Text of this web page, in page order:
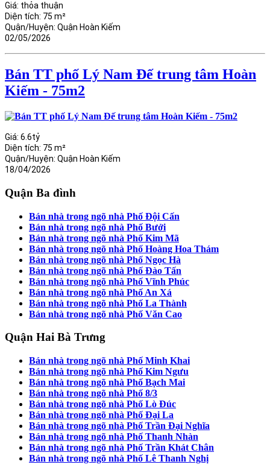
Giá: thỏa thuận
Diện tích: 75 m²
Quận/Huyện: Quận Hoàn Kiếm
02/05/2026
Bán TT phố Lý Nam Đế trung tâm Hoàn
Kiếm - 75m2
Giá: 6.6tỷ
Diện tích: 75 m²
Quận/Huyện: Quận Hoàn Kiếm
18/04/2026
Quận Ba đình
Bán nhà trong ngõ nhà Phố Đội Cấn
Bán nhà trong ngõ nhà Phố Bưởi
Bán nhà trong ngõ nhà Phố Kim Mã
Bán nhà trong ngõ nhà Phố Hoàng Hoa Thám
Bán nhà trong ngõ nhà Phố Ngọc Hà
Bán nhà trong ngõ nhà Phố Đào Tấn
Bán nhà trong ngõ nhà Phố Vĩnh Phúc
Bán nhà trong ngõ nhà Phố An Xá
Bán nhà trong ngõ nhà Phố La Thành
Bán nhà trong ngõ nhà Phố Văn Cao
Quận Hai Bà Trưng
Bán nhà trong ngõ nhà Phố Minh Khai
Bán nhà trong ngõ nhà Phố Kim Ngưu
Bán nhà trong ngõ nhà Phố Bạch Mai
Bán nhà trong ngõ nhà Phố 8/3
Bán nhà trong ngõ nhà Phố Lò Đúc
Bán nhà trong ngõ nhà Phố Đại La
Bán nhà trong ngõ nhà Phố Trần Đại Nghĩa
Bán nhà trong ngõ nhà Phố Thanh Nhàn
Bán nhà trong ngõ nhà Phố Trần Khát Chân
Bán nhà trong ngõ nhà Phố Lê Thanh Nghị